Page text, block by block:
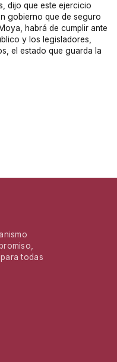
dijo que este ejercicio
gobierno que de seguro
habrá de cumplir ante
y los legisladores,
el estado que guarda la
todas